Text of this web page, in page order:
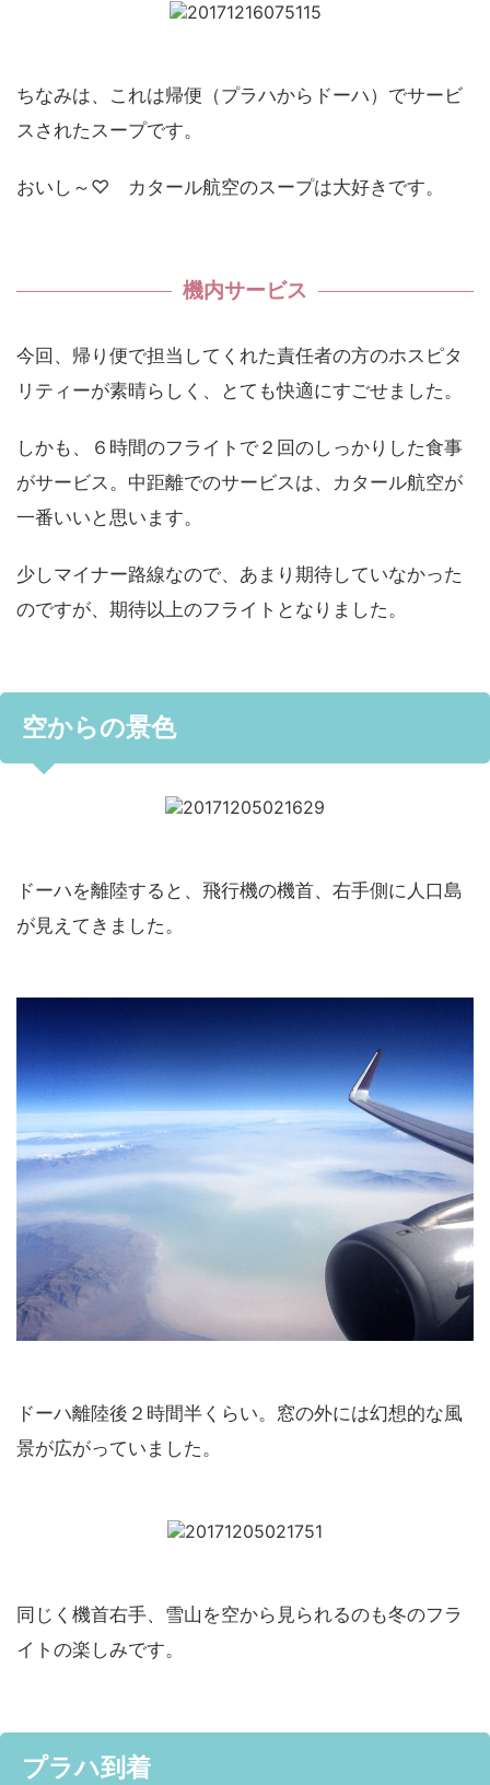
ちなみは、これは帰便（プラハからドーハ）でサービ
スされたスープです。
おいし～♡ カタール航空のスープは大好きです。
機内サービス
今回、帰り便で担当してくれた責任者の方のホスピタ
リティーが素晴らしく、とても快適にすごせました。
しかも、６時間のフライトで２回のしっかりした食事
がサービス。中距離でのサービスは、カタール航空が
一番いいと思います。
少しマイナー路線なので、あまり期待していなかった
のですが、期待以上のフライトとなりました。
空からの景色
ドーハを離陸すると、飛行機の機首、右手側に人口島
が見えてきました。
ドーハ離陸後２時間半くらい。窓の外には幻想的な風
景が広がっていました。
同じく機首右手、雪山を空から見られるのも冬のフラ
イトの楽しみです。
プラハ到着